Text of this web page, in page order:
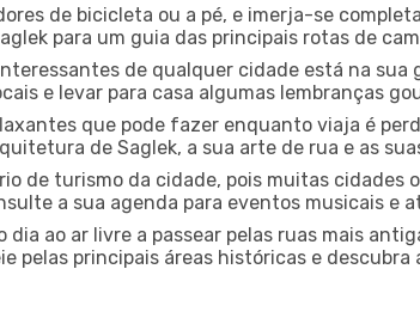
de bicicleta ou a pé, e imerja-se
para um guia das principais rotas de
de qualquer cidade está na sua
e levar para casa algumas lembranças
que pode fazer enquanto viaja é
de Saglek, a sua arte de rua e as
de turismo da cidade, pois muitas cidades
a sua agenda para eventos musicais e
dia ao ar livre a passear pelas ruas mais
pelas principais áreas históricas e